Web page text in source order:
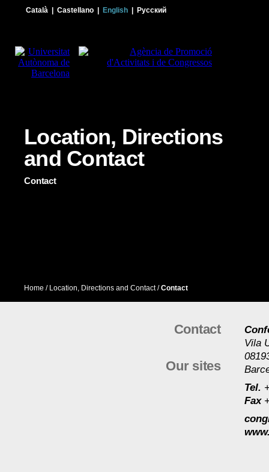
Català Castellano English Русский
Location, Directions
and Contact
Contact
Home / Location, Directions and Contact /Contact
Contact
Vila
Tel.
Fax
Our sites